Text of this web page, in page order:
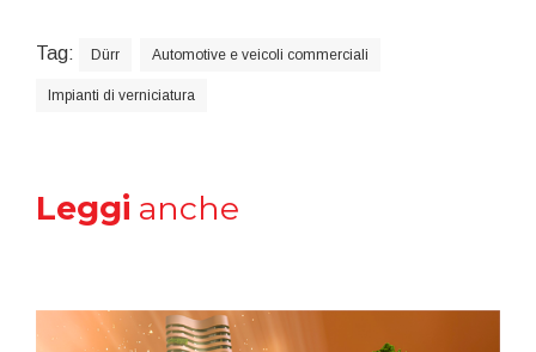
Tag: Dürr Automotive e veicoli commerciali
Impianti di verniciatura
Leggi anche